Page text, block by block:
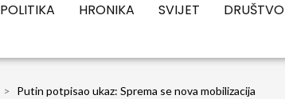
POLITIKA HRONIKA SVIJET DRUŠTVO
> Putin potpisao ukaz: Sprema se nova mobilizacija